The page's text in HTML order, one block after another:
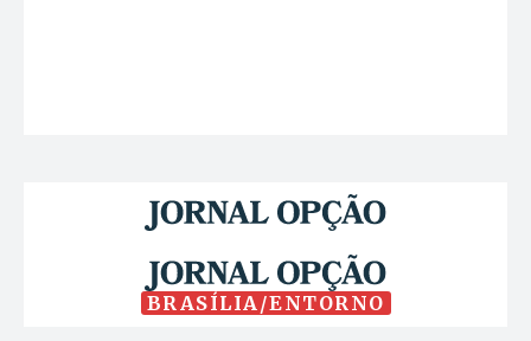
BRASÍLIA/ENTORNO